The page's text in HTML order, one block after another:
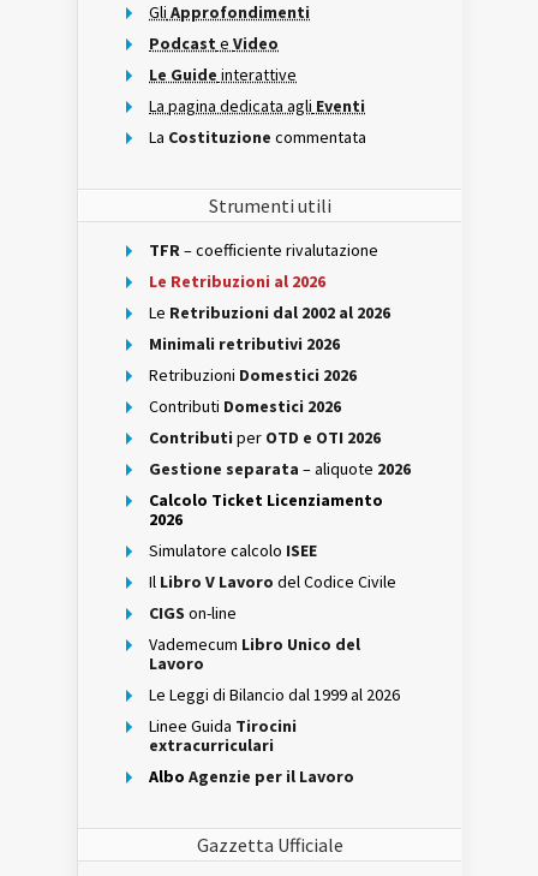
Gli Approfondimenti
Podcast e Video
Le Guide interattive
La pagina dedicata agli Eventi
La Costituzione commentata
Strumenti utili
TFR– coefficiente rivalutazione
Le Retribuzioni al 2026
Le Retribuzioni dal 2002 al 2026
Minimali retributivi 2026
Retribuzioni Domestici 2026
Contributi Domestici 2026
Contributi per OTD e OTI 2026
Gestione separata – aliquote 2026
Calcolo Ticket Licenziamento
2026
Simulatore calcolo ISEE
Il Libro V Lavoro del Codice Civile
CIGS on-line
Vademecum Libro Unico del
Lavoro
Le Leggi di Bilancio dal 1999 al 2026
Linee Guida Tirocini
extracurriculari
Albo Agenzie per il Lavoro
Gazzetta Ufficiale